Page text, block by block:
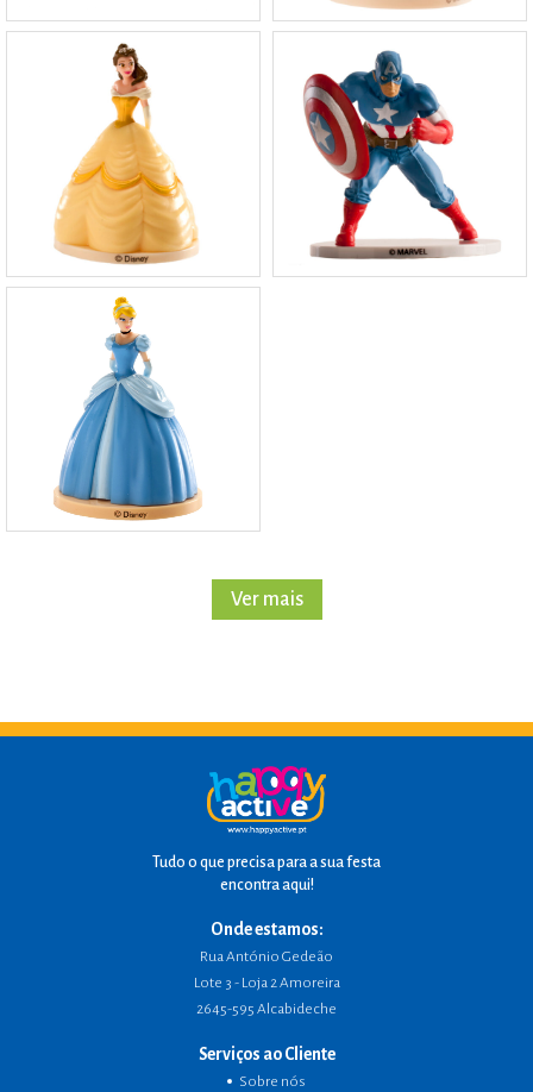
Ver mais
Tudo o que precisa para a sua festa
encontra aqui!
Onde estamos:
Rua António Gedeão
Lote 3 - Loja 2 Amoreira
2645-595 Alcabideche
Serviços ao Cliente
Sobre nós